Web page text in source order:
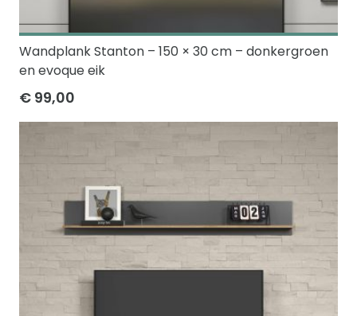
Wandplank Stanton – 150 × 30 cm – donkergroen
en evoque eik
€ 99,00